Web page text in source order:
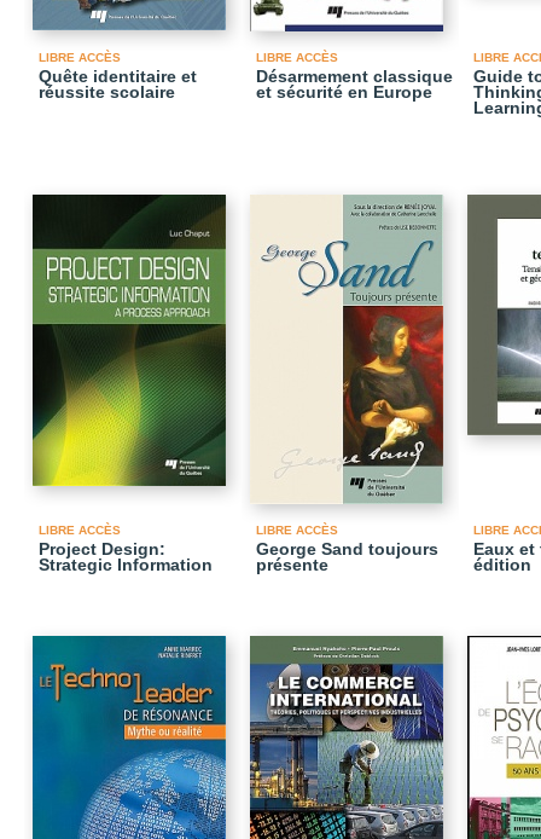
LIBRE ACCÈS
Quête identitaire et
réussite scolaire
LIBRE ACCÈS
Désarmement classique
et sécurité en Europe
LIBRE
Guide
LIBRE ACCÈS
Project Design:
Strategic Information
LIBRE ACCÈS
George Sand toujours
présente
LIBRE
Eaux et
édition